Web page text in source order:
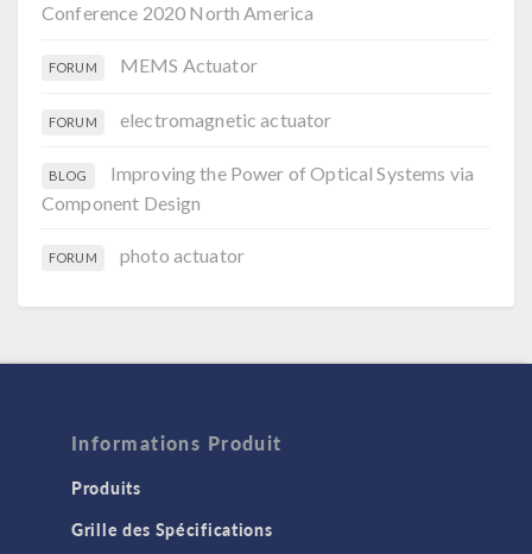
Conference 2020 North America
FORUM MEMS Actuator
FORUM electromagnetic actuator
BLOG
Improving the Power of Optical Systems via
Component Design
FORUM photo actuator
Informations Produit
Produits
Grille des Spécifications